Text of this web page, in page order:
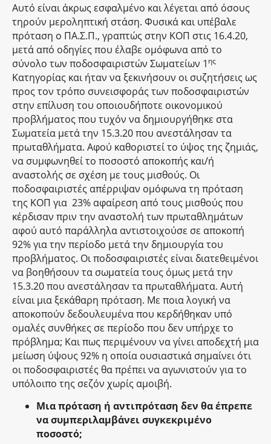
Αυτό είναι άκρως εσφαλμένο και λέγεται από όσους
τηρούν μεροληπτική στάση. Φυσικά και υπέβαλε
πρόταση ο ΠΑ.Σ.Π., γραπτώς στην ΚΟΠ στις 16.4.20,
μετά από οδηγίες που έλαβε ομόφωνα από το
σύνολο των ποδοσφαιριστών Σωματείων 1 ης
Κατηγορίας και ήταν να ξεκινήσουν οι συζητήσεις ως
προς τον τρόπο συνεισφοράς των ποδοσφαιριστών
στην επίλυση του οποιουδήποτε οικονομικού
προβλήματος που τυχόν να δημιουργήθηκε στα
Σωματεία μετά την 15.3.20 που ανεστάλησαν τα
πρωταθλήματα. Αφού καθοριστεί το ύψος της ζημιάς,
να συμφωνηθεί το ποσοστό αποκοπής και/ή
αναστολής σε σχέση με τους μισθούς. Οι
ποδοσφαιριστές απέρριψαν ομόφωνα τη πρόταση
της ΚΟΠ για 23% αφαίρεση από τους μισθούς που
κέρδισαν πριν την αναστολή των πρωταθλημάτων
αφού αυτό παράλληλα αντιστοιχούσε σε αποκοπή
92% για την περίοδο μετά την δημιουργία του
προβλήματος. Οι ποδοσφαιριστές είναι διατεθειμένοι
να βοηθήσουν τα σωματεία τους όμως μετά την
15.3.20 που ανεστάλησαν τα πρωταθλήματα. Αυτή
είναι μια ξεκάθαρη πρόταση. Με ποια λογική να
αποκοπούν δεδουλευμένα που κερδήθηκαν υπό
ομαλές συνθήκες σε περίοδο που δεν υπήρχε το
πρόβλημα; Και πως περιμένουν να γίνει αποδεχτή μια
μείωση ύψους 92% η οποία ουσιαστικά σημαίνει ότι
οι ποδοσφαιριστές θα πρέπει να αγωνιστούν για το
υπόλοιπο της σεζόν χωρίς αμοιβή.
Μια πρόταση ή αντιπρόταση δεν θα έπρεπε
να συμπεριλαμβάνει συγκεκριμένο
ποσοστό;